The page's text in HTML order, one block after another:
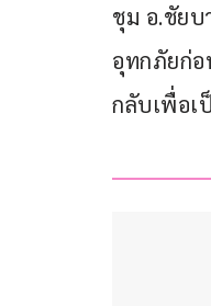
ชุม อ.ชัยบ
อุทกภัยก่อ
กลับเพื่อ